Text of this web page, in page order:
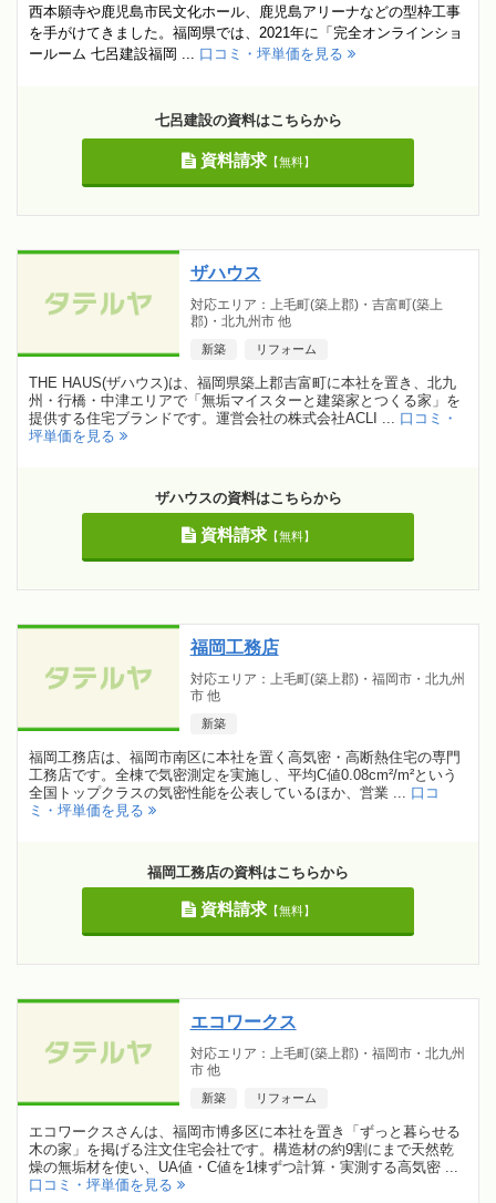
西本願寺や鹿児島市民文化ホール、鹿児島アリーナなどの型枠工事
を手がけてきました。福岡県では、2021年に「完全オンラインショ
ールーム 七呂建設福岡 ... 口コミ・坪単価を見る
七呂建設の資料はこちらから
資料請求【無料】
ザハウス
対応エリア：上毛町(築上郡)・吉富町(築上
郡)・北九州市 他
新築 リフォーム
THE HAUS(ザハウス)は、福岡県築上郡吉富町に本社を置き、北九
州・行橋・中津エリアで「無垢マイスターと建築家とつくる家」を
提供する住宅ブランドです。運営会社の株式会社ACLI ... 口コミ・
坪単価を見る
ザハウスの資料はこちらから
資料請求【無料】
福岡工務店
対応エリア：上毛町(築上郡)・福岡市・北九州
市 他
新築
福岡工務店は、福岡市南区に本社を置く高気密・高断熱住宅の専門
工務店です。全棟で気密測定を実施し、平均C値0.08cm²/m²という
全国トップクラスの気密性能を公表しているほか、営業 ... 口コ
ミ・坪単価を見る
福岡工務店の資料はこちらから
資料請求【無料】
エコワークス
対応エリア：上毛町(築上郡)・福岡市・北九州
市 他
新築 リフォーム
エコワークスさんは、福岡市博多区に本社を置き「ずっと暮らせる
木の家」を掲げる注文住宅会社です。構造材の約9割にまで天然乾
燥の無垢材を使い、UA値・C値を1棟ずつ計算・実測する高気密 ...
口コミ・坪単価を見る